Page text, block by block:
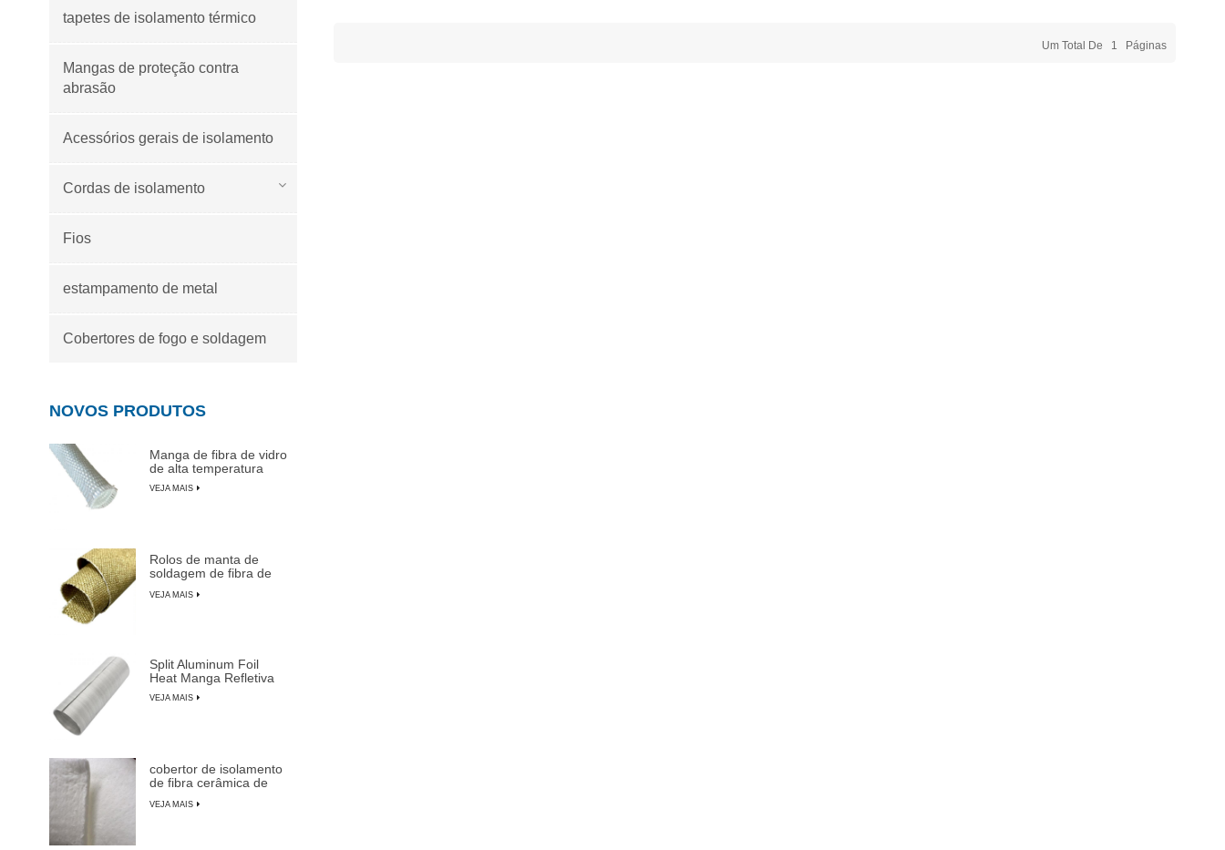
Um Total De 1 Páginas
tapetes de isolamento térmico
Mangas de proteção contra
abrasão
Acessórios gerais de isolamento
Cordas de isolamento
Fios
estampamento de metal
Cobertores de fogo e soldagem
NOVOS PRODUTOS
Manga de fibra de vidro
de alta temperatura
VEJA MAIS
Rolos de manta de
soldagem de fibra de
vermiculita
VEJA MAIS
Split Aluminum Foil
Heat Manga Refletiva
VEJA MAIS
cobertor de isolamento
de fibra cerâmica de
VEJA MAIS